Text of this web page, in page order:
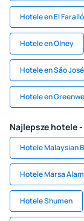
Hotele en El
Hotele en Olney
Hotele en Săo
Hotele en
Najlepsze hotele
Hotele Malaysian
Hotele Marsa
Hotele Shumen